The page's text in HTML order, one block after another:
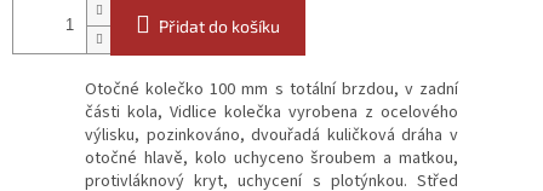
Přidat do košíku
Otočné kolečko 100 mm s totální brzdou, v zadní
části kola, Vidlice kolečka vyrobena z ocelového
výlisku, pozinkováno, dvouřadá kuličková dráha v
otočné hlavě, kolo uchyceno šroubem a matkou,
protivláknový kryt, uchycení s plotýnkou. Střed